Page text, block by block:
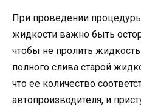
При проведении
жидкости важно быть
чтобы не пролить
полного слива старой
что ее количество
автопроизводителя, и